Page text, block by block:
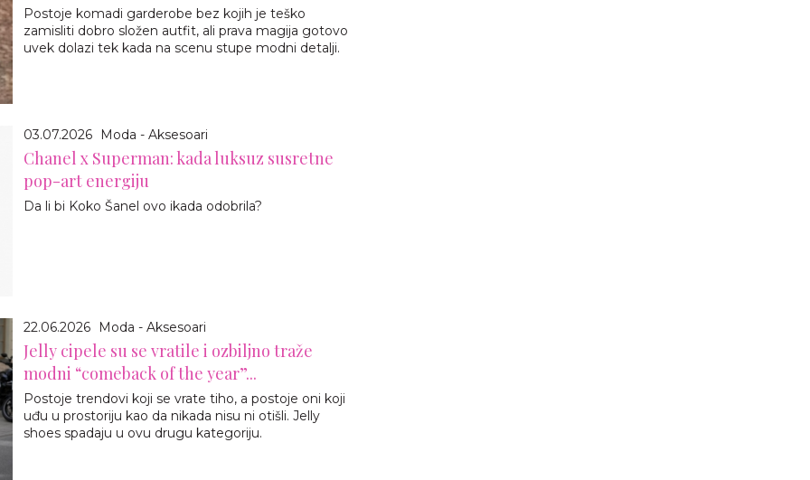
Postoje komadi garderobe bez kojih je teško
zamisliti dobro složen autfit, ali prava magija gotovo
uvek dolazi tek kada na scenu stupe modni detalji.
03.07.2026 Moda - Aksesoari
Chanel x Superman: kada luksuz susretne
pop-art energiju
Da li bi Koko Šanel ovo ikada odobrila?
22.06.2026 Moda - Aksesoari
Jelly cipele su se vratile i ozbiljno traže
modni “comeback of the year”...
Postoje trendovi koji se vrate tiho, a postoje oni koji
uđu u prostoriju kao da nikada nisu ni otišli. Jelly
shoes spadaju u ovu drugu kategoriju.